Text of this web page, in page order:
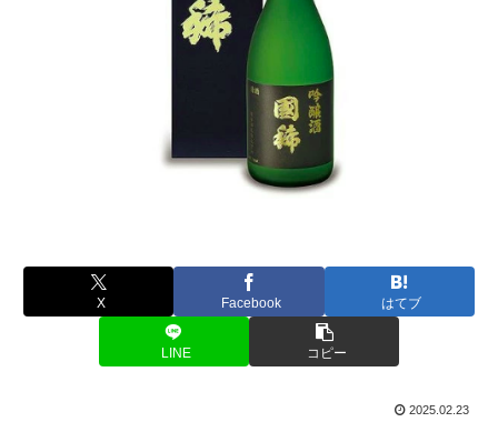
X Facebook はてブ
LINE コピー
2025.02.23